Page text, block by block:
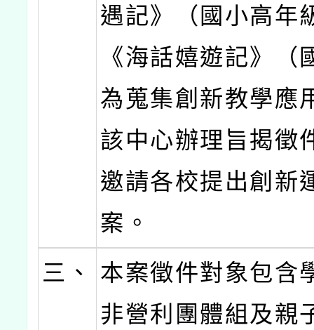
遇記》（國小高年
《海話嬉遊記》（
為蒐集創新教學應
該中心辦理旨揭徵
邀請各校提出創新
案。
三、
本案徵件對象包含
非營利團體組及親